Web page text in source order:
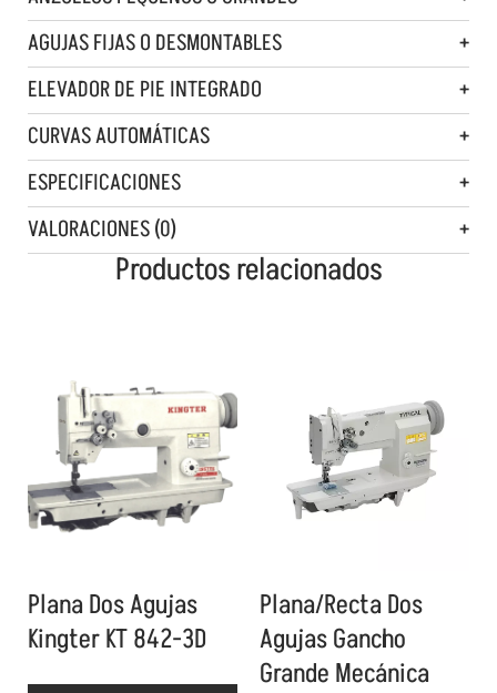
AGUJAS FIJAS O DESMONTABLES
ELEVADOR DE PIE INTEGRADO
CURVAS AUTOMÁTICAS
ESPECIFICACIONES
VALORACIONES (0)
Productos relacionados
Plana Dos Agujas
Kingter KT 842-3D
Plana/Recta Dos
Agujas Gancho
Grande Mecánica